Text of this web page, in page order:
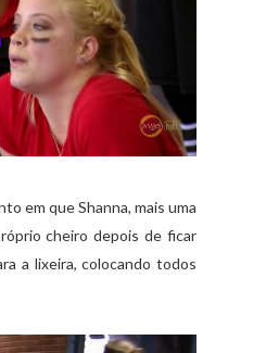
em que Shanna, mais uma
cheiro depois de ficar
a lixeira, colocando todos